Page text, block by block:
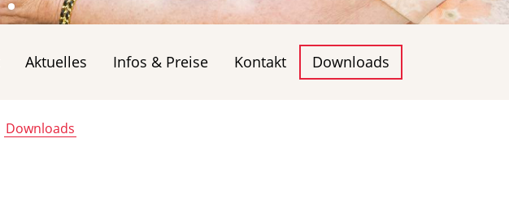
Aktuelles Infos & Preise Kontakt Downloads
Downloads